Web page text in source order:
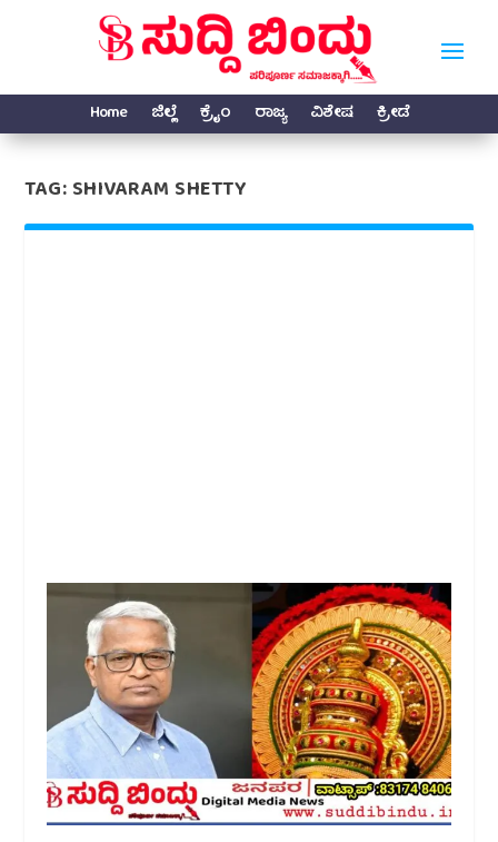
Home ಜಿಲ್ಲೆ ಕ್ರೈಂ ರಾಜ್ಯ ವಿಶೇಷ ಕ್ರೀಡೆ
TAG:SHIVARAM SHETTY